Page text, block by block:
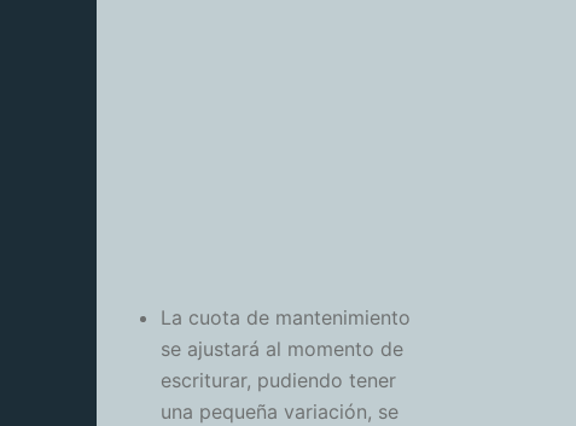
La cuota de mantenimiento
se ajustará al momento de
escriturar, pudiendo tener
una pequeña variación, se